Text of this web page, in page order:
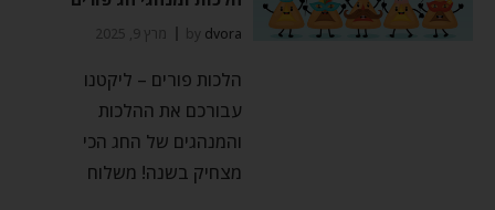
by dvora מרץ 9, 2025
הלכות פורים – ליקטנו
עבורכם את ההלכות
והמנהגים של החג הכי
מצחיק בשנה! משלוח